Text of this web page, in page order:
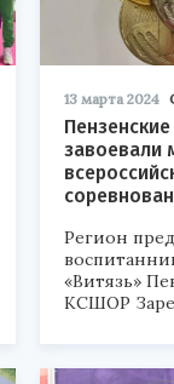
13 марта 2024
завоевали
Регион
«Витязь»
КСШОР